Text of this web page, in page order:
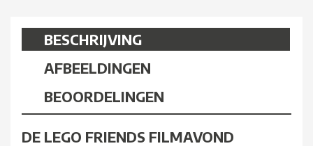
BESCHRIJVING
AFBEELDINGEN
BEOORDELINGEN
DE LEGO FRIENDS FILMAVOND